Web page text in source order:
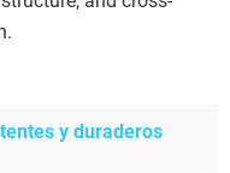
y duraderos